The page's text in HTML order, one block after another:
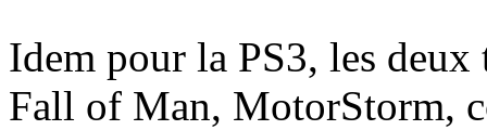
Idem pour la PS3, les
Fall of Man, MotorStorm,